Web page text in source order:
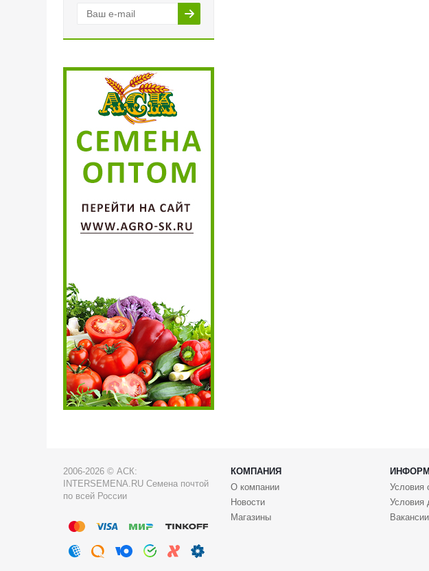
2006-2026 © АСК:
INTERSEMENA.RU Семена почтой
по всей России
КОМПАНИЯ
О компании
Новости
Магазины
Условия
Условия
Вакансии